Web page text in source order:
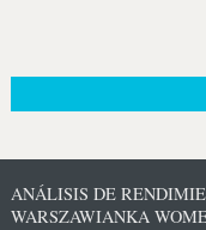
ANÁLISIS DE
WARSZAWIANKA